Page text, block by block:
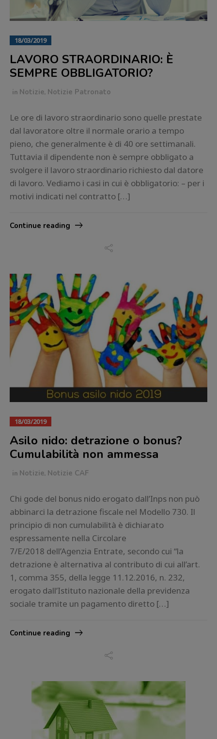
18/03/2019
LAVORO STRAORDINARIO: È
SEMPRE OBBLIGATORIO?
in Notizie, Notizie Patronato
Le ore di lavoro straordinario sono quelle prestate
dal lavoratore oltre il normale orario a tempo
pieno, che generalmente è di 40 ore settimanali.
Tuttavia il dipendente non è sempre obbligato a
svolgere il lavoro straordinario richiesto dal datore
di lavoro. Vediamo i casi in cui è obbligatorio: – per i
motivi indicati nel contratto […]
Continue reading
18/03/2019
Asilo nido: detrazione o bonus?
Cumulabilità non ammessa
in Notizie, Notizie CAF
Chi gode del bonus nido erogato dall’Inps non può
abbinarci la detrazione fiscale nel Modello 730. Il
principio di non cumulabilità è dichiarato
espressamente nella Circolare
7/E/2018 dell’Agenzia Entrate, secondo cui “la
detrazione è alternativa al contributo di cui all’art.
1, comma 355, della legge 11.12.2016, n. 232,
erogato dall’Istituto nazionale della previdenza
sociale tramite un pagamento diretto […]
Continue reading